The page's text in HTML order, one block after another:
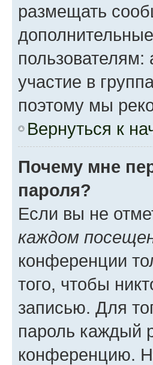
размещать
участие в
поэтому мы
Вернуться к
Почему мне
пароля?
Если вы не
каждом
конференции
того, чтобы
записью. Для
пароль каждый
конференцию.